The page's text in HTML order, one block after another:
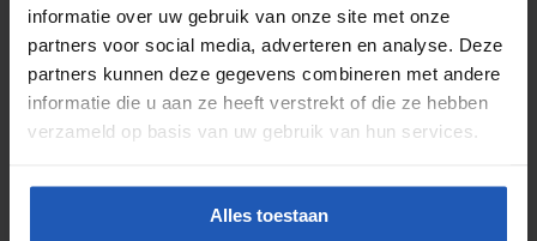
informatie over uw gebruik van onze site met onze
partners voor social media, adverteren en analyse. Deze
partners kunnen deze gegevens combineren met andere
informatie die u aan ze heeft verstrekt of die ze hebben
verzameld op basis van uw gebruik van hun services.
Alles toestaan
Płatność z
odroczonym
terminem?
biznesowych. Wybierając tę